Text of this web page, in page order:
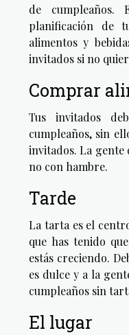
de cumpleaños.
planificación de
alimentos y
invitados si no
Comprar
Tus invitados
cumpleaños, sin
invitados. La gente
no con hambre.
Tarde
La tarta es el
que has tenido
estás creciendo.
es dulce y a la
cumpleaños sin
El lugar